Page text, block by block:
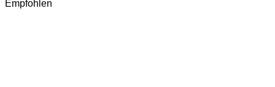
Empfohlen